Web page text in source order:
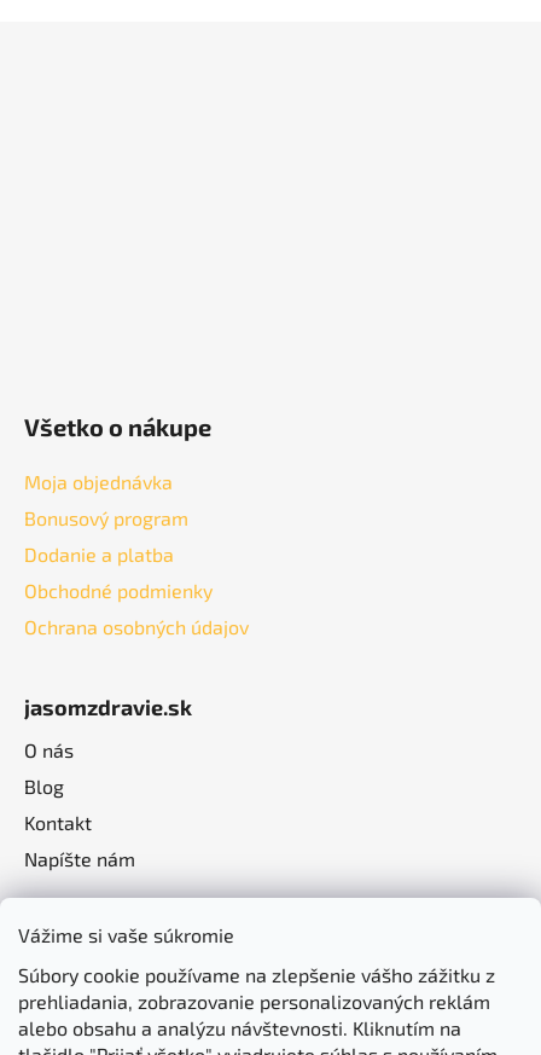
Vážime si vaše súkromie
Súbory cookie používame na zlepšenie vášho zážitku z
prehliadania, zobrazovanie personalizovaných reklám
alebo obsahu a analýzu návštevnosti. Kliknutím na
Všetko o nákupe
Moja objednávka
Bonusový program
Dodanie a platba
Obchodné podmienky
Ochrana osobných údajov
jasomzdravie.sk
O nás
Blog
Kontakt
Napíšte nám